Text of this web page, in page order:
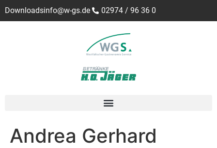
Downloadsinfo@w-gs.de 02974 / 96 36 0
Andrea Gerhard